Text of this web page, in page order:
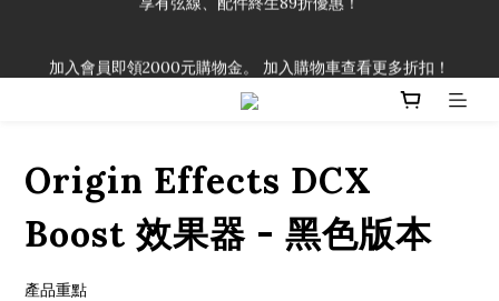
「一生弦命！」單筆購買弦線、配件滿$999（不含運費），即可
Origin Effects DCX
Boost 效果器 - 黑色版本
產品重點